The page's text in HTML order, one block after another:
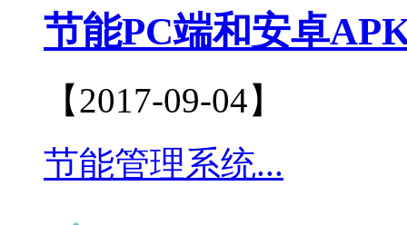
节能PC端和安卓
【2017-09-04】
节能管理系统...